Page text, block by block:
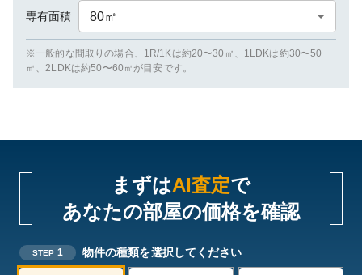
専有面積 80㎡
※一般的な間取りの場合、1R/1Kは約20〜30㎡、1LDKは約30〜50
㎡、2LDKは約50〜60㎡が目安です。
まずはAI査定で
あなたの部屋の価格を確認
STEP 1 物件の種類を選択してください